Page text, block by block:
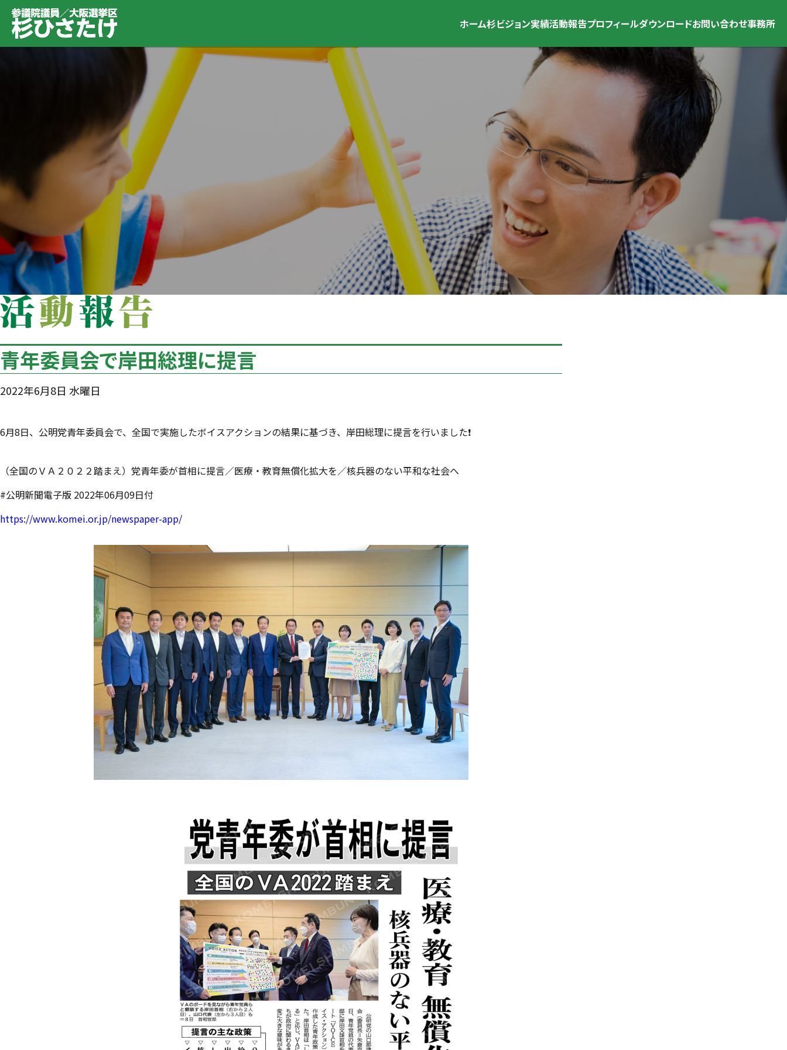
ホーム杉ビジョン実績活動報告プロフィールダウンロードお問い合わせ事務所
青年委員会で岸田総理に提言
2022年6月8日 水曜日
6月8日、公明党青年委員会で、全国で実施したボイスアクションの結果に基づき、岸田総理に提言を行いました❗️
（全国のＶＡ２０２２踏まえ）党青年委が首相に提言／医療・教育無償化拡大を／核兵器のない平和な社会へ
#公明新聞電子版 2022年06月09日付
https://www.komei.or.jp/newspaper-app/